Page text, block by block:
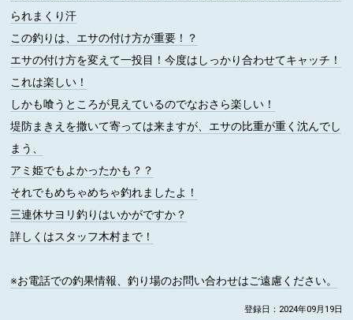
られまくり汗
この釣りは、エサの付け方が重要！？
エサの付け方を変えて一投目！今度はしっかり合わせてキャッチ！
これは楽しい！
しかも喰うところが見えているのでなおさら楽しい！
堤防まきえを撒いて寄っては来ますが、エサの比重が重く沈んでし
まう、
アミ姫でもよかったかも？？
それでもめちゃめちゃ釣れましたよ！
三連休サヨリ釣りはいかがですか？
詳しくはスタッフ木村まで！
※お電話での釣果情報、釣り場のお問い合わせはご遠慮ください。
登録日：2024年09月19日